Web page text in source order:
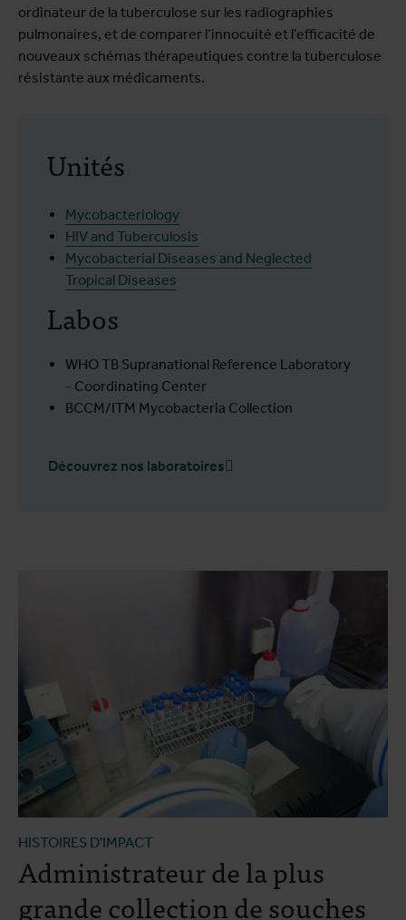
ordinateur de la tuberculose sur les radiographies
pulmonaires, et de comparer l’innocuité et l’efficacité de
nouveaux schémas thérapeutiques contre la tuberculose
résistante aux médicaments.
Unités
Mycobacteriology
HIV and Tuberculosis
Mycobacterial Diseases and Neglected
Tropical Diseases
Labos
WHO TB Supranational Reference Laboratory
- Coordinating Center
BCCM/ITM Mycobacteria Collection
Découvrez nos laboratoires
HISTOIRES D'IMPACT
Administrateur de la plus
grande collection de souches